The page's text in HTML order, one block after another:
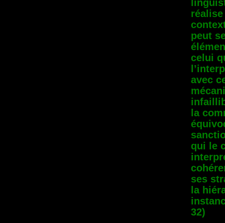
peut
celui
avec
la
qui le
ses
la
32)